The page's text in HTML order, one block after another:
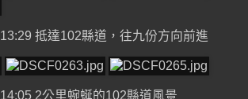
抵達102縣道，往九份方向前進
2公里蜿蜒的102縣道風景